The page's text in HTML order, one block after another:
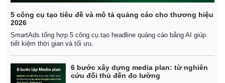
5 công cụ tạo tiêu đề và mô tả quảng cáo cho thương hiệu
2026
SmartAds tổng hợp 5 công cụ tạo headline quảng cáo bằng AI giúp
tiết kiệm thời gian và tối ưu.
6 bước xây dựng media plan: từ nghiên
cứu đối thủ đến đo lường